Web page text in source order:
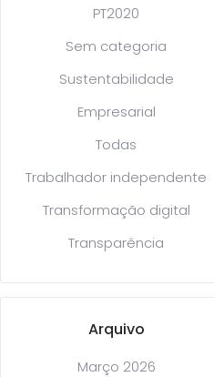
PT2020
Sem categoria
Sustentabilidade
Empresarial
Todas
Trabalhador independente
Transformação digital
Transparência
Arquivo
Março 2026